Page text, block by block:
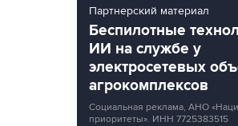
Партнерский материал
Беспилотные
ИИ на службе у
электросетевых
агрокомплексов
Социальная реклама, АНО
приоритеты». ИНН 7725383515